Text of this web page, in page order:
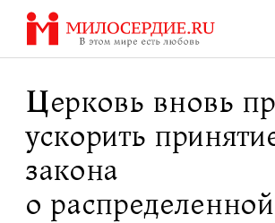
Перейти
содержанию
Церковь вновь
ускорить
закона
о